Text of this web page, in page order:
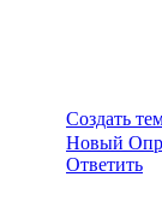
Создать
Новый
Ответить